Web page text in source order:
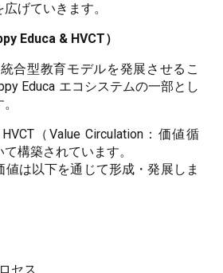
げていきます。
Educa & HVCT）
合型教育モデルを発展させるこ
Educa エコシステムの一部とし
（Value Circulation：価値循
構築されています。
値は以下を通じて形成・発展しま
セス